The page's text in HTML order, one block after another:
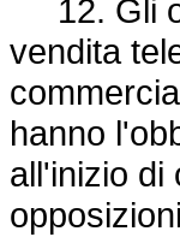
12. Gli
vendita
hanno
all'inizio di